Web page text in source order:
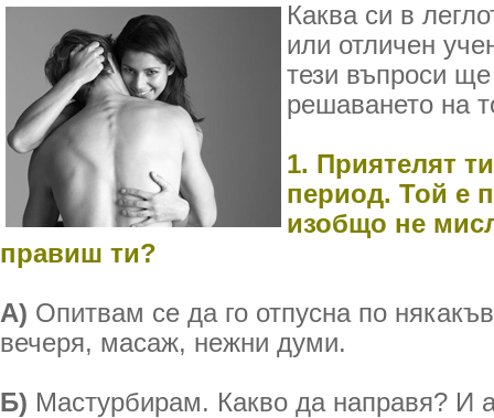
Каква си в
или отличен
тези въпроси
решаването на
1. Приятелят
период. Той е
изобщо не
правиш ти?
А) Опитвам се да го отпусна по
вечеря, масаж, нежни думи.
Б) Мастурбирам. Какво да направя? И